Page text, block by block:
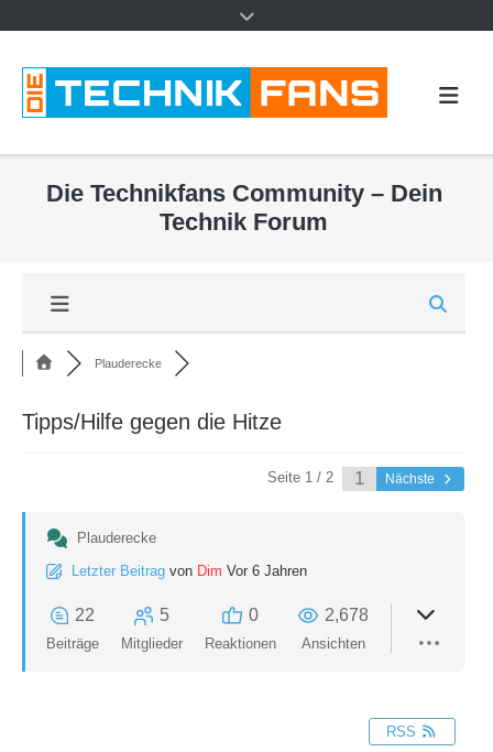
Die Technikfans Community – Dein
Technik Forum
Plauderecke
Tipps/Hilfe gegen die Hitze
Seite 1 / 2 Nächste
Plauderecke
Letzter Beitrag von Dim Vor 6 Jahren
22
Beiträge
5
Mitglieder
0
Reaktionen
2,678
Ansichten
RSS